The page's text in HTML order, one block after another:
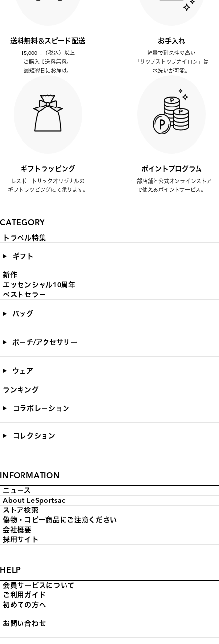
送料無料＆スピード配送
15,000円（税込）以上
ご購入で送料無料。
最短翌日にお届け。
お手入れ
軽量で耐久性の高い
「リップストップナイロン」は
水洗いが可能。
ギフトラッピング
レスポートサックオリジナルの
ギフトラッピングにて承ります。
ポイントプログラム
一部店舗と公式オンラインストア
で使えるポイントサービス。
CATEGORY
トラベル特集
ギフト
新作
エッセンシャル10周年
ベストセラー
バッグ
ポーチ/アクセサリー
ウェア
ランキング
コラボレーション
コレクション
INFORMATION
ニュース
About LeSportsac
ストア検索
偽物・コピー商品にご注意ください
会社概要
採用サイト
HELP
会員サービスについて
ご利用ガイド
初めての方へ
お問い合わせ